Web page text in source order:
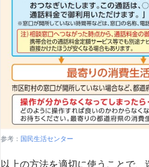
参考： 国民生活センター
以上の方法を適切に使うことで